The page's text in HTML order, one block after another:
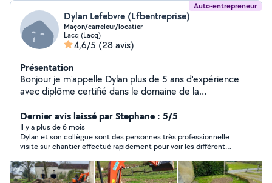
Auto-entrepreneur
Dylan Lefebvre (Lfbentreprise)
Maçon/carreleur/locatier
Lacq (Lacq)
4,6/5 (28 avis)
Présentation
Bonjour je m'appelle Dylan plus de 5 ans d'expérience
avec diplôme certifié dans le domaine de la
assainissement pour toute information et
renseignement veuillez me contacter par téléphone ou
par message
Dernier avis laissé par Stephane : 5/5
Il y a plus de 6 mois
Dylan et son collègue sont des personnes très professionnelle.
visite sur chantier effectué rapidement pour voir les différents
techniques faite sur place. Devis préparé et envoyé
rapidement. Prix des prestations correcte et travaux réaliser